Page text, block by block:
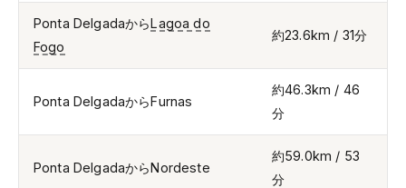
Ponta DelgadaからLagoa do
Fogo
約23.6km / 31分
Ponta DelgadaからFurnas
約46.3km / 46
分
Ponta DelgadaからNordeste
約59.0km / 53
分